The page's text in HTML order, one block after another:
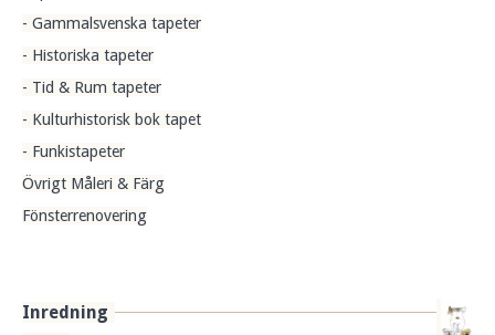
- Gammalsvenska tapeter
- Historiska tapeter
- Tid & Rum tapeter
- Kulturhistorisk bok tapet
- Funkistapeter
Övrigt Måleri & Färg
Fönsterrenovering
Inredning